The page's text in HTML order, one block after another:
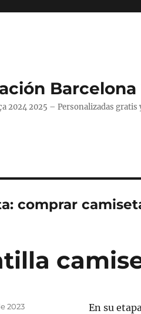
2024 2025 – Personalizadas
comprar
En su
2023